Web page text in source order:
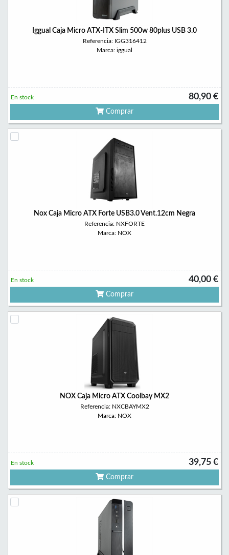
Iggual Caja Micro ATX-ITX Slim 500w 80plus USB 3.0
Referencia: IGG316412
Marca: iggual
80,90 €
En stock
Comprar
Nox Caja Micro ATX Forte USB3.0 Vent.12cm Negra
Referencia: NXFORTE
Marca: NOX
40,00 €
En stock
Comprar
NOX Caja Micro ATX Coolbay MX2
Referencia: NXCBAYMX2
Marca: NOX
39,75 €
En stock
Comprar